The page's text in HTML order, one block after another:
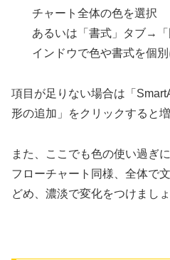
チャート全体の色を選択
あるいは「書式」タブ→
インドウで色や書式を個
項目が足りない場合は「
形の追加」をクリックすると増
また、ここでも色の使い過ぎ
フローチャート同様、全体で
どめ、濃淡で変化をつけましょ